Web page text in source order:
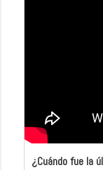
¿Cuándo fue la